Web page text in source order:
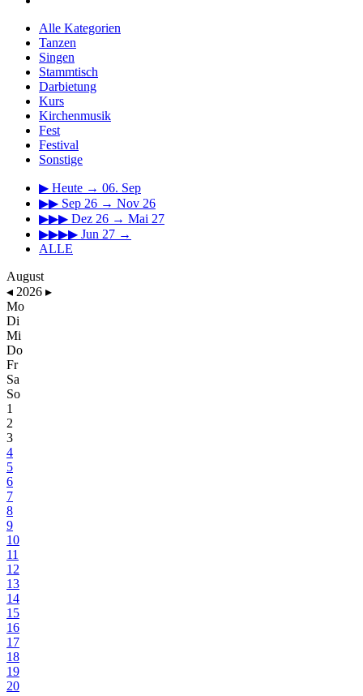
Alle Kategorien
Tanzen
Singen
Stammtisch
Darbietung
Kurs
Kirchenmusik
Fest
Festival
Sonstige
▶ Heute → 06. Sep
▶▶ Sep 26 → Nov 26
▶▶▶ Dez 26 → Mai 27
▶▶▶▶ Jun 27 →
ALLE
August
◂ 2026 ▸
Mo
Di
Mi
Do
Fr
Sa
So
1
2
3
4
5
6
7
8
9
10
11
12
13
14
15
16
17
18
19
20